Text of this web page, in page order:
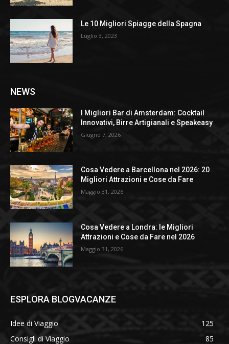
Le 10 Migliori Spiagge della Spagna
Luglio 3, 2023
NEWS
I Migliori Bar di Amsterdam: Cocktail
Innovativi, Birre Artigianali e Speakeasy
Giugno 7, 2026
Cosa Vedere a Barcellona nel 2026: 20
Migliori Attrazioni e Cose da Fare
Maggio 31, 2026
Cosa Vedere a Londra: le Migliori
Attrazioni e Cose da Fare nel 2026
Maggio 31, 2026
ESPLORA BLOGVACANZE
Idee di Viaggio
125
Consigli di Viaggio
85